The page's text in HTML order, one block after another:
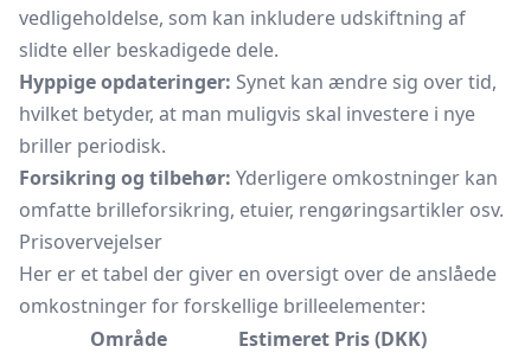
vedligeholdelse, som kan inkludere udskiftning af
slidte eller beskadigede dele.
Hyppige opdateringer: Synet kan ændre sig over tid,
hvilket betyder, at man muligvis skal investere i nye
briller periodisk.
Forsikring og tilbehør: Yderligere omkostninger kan
omfatte brilleforsikring, etuier, rengøringsartikler osv.
Prisovervejelser
Her er et tabel der giver en oversigt over de anslåede
omkostninger for forskellige brilleelementer:
Område
Estimeret Pris (DKK)